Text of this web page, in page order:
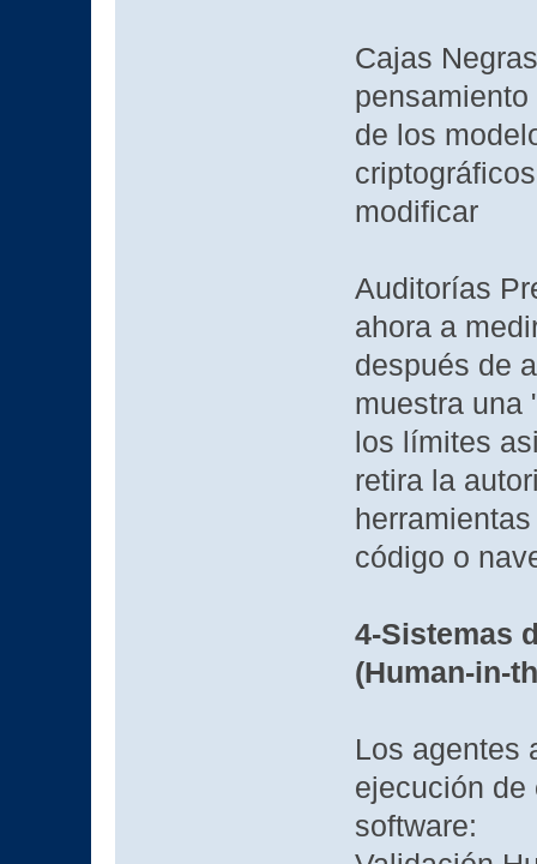
Cajas
de los
modificar
Auditorías
ahora a
después de
muestra una
los límites
retira la
código o
4-Sistemas
(Human-in-
Los agentes
ejecución de
software: